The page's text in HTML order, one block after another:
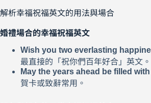
解析幸福祝福英文的用法與場合
婚禮場合的幸福祝福英文
Wish you two everlasting
最直接的「祝你們百年好合」英文。
May the years ahead be filled
賀卡或致辭常用。